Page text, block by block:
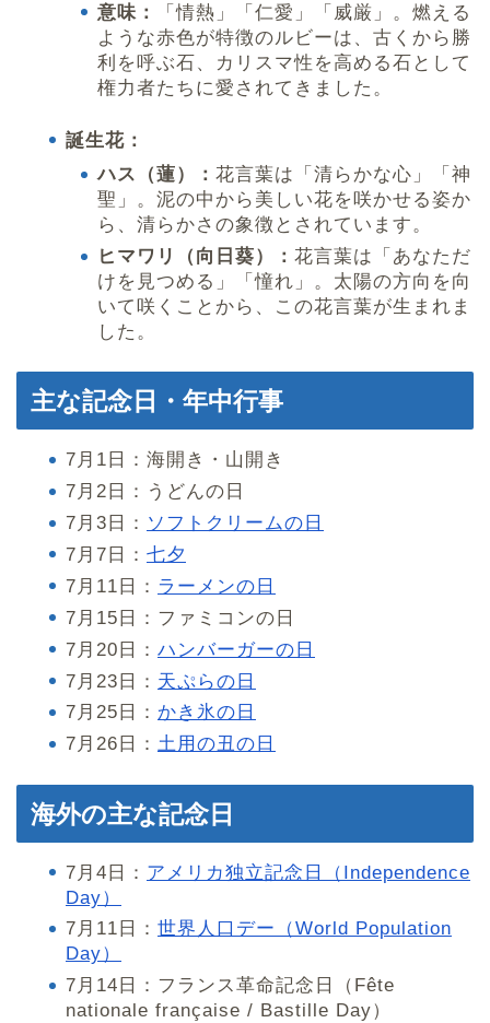
意味：
「情熱」「仁愛」「威厳」。燃える
ような赤色が特徴のルビーは、古くから勝
利を呼ぶ石、カリスマ性を高める石として
権力者たちに愛されてきました。
誕生花：
ハス（蓮）： 花言葉は「清らかな心」「神
聖」。泥の中から美しい花を咲かせる姿か
ら、清らかさの象徴とされています。
ヒマワリ（向日葵）： 花言葉は「あなただ
けを見つめる」「憧れ」。太陽の方向を向
いて咲くことから、この花言葉が生まれま
した。
主な記念日・年中行事
7月1日：海開き・山開き
7月2日：うどんの日
7月3日： ソフトクリームの日
7月7日： 七夕
7月11日： ラーメンの日
7月15日：ファミコンの日
7月20日： ハンバーガーの日
7月23日： 天ぷらの日
7月25日： かき氷の日
7月26日： 土用の丑の日
海外の主な記念日
7月4日： アメリカ独立記念日（Independence
Day）
7月11日： 世界人口デー（World Population
Day）
7月14日：フランス革命記念日（Fête
nationale française / Bastille Day）